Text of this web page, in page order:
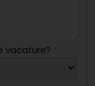
vacature? *